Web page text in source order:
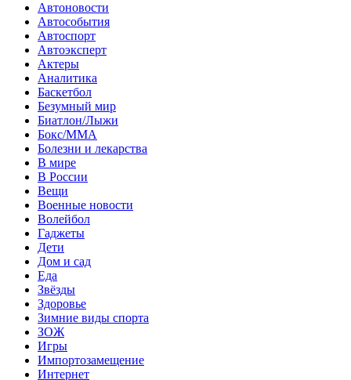
Автоновости
Автособытия
Автоспорт
Автоэксперт
Актеры
Аналитика
Баскетбол
Безумный мир
Биатлон/Лыжи
Бокс/MMA
Болезни и лекарства
В мире
В России
Вещи
Военные новости
Волейбол
Гаджеты
Дети
Дом и сад
Еда
Звёзды
Здоровье
Зимние виды спорта
ЗОЖ
Игры
Импортозамещение
Интернет